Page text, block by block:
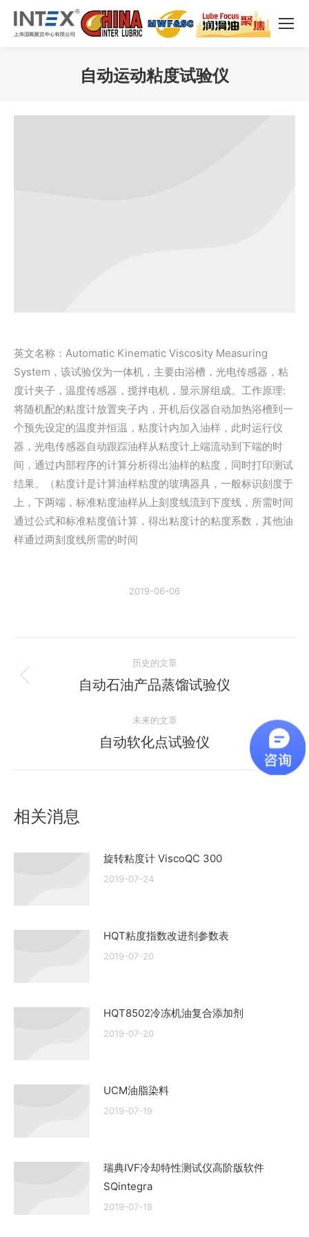
自动运动粘度试验仪
英文名称：Automatic Kinematic Viscosity Measuring
System，该试验仪为一体机，主要由浴槽，光电传感器，粘
度计夹子，温度传感器，搅拌电机，显示屏组成。工作原理:
将随机配的粘度计放置夹子内，开机后仪器自动加热浴槽到一
个预先设定的温度并恒温，粘度计内加入油样，此时运行仪
器，光电传感器自动跟踪油样从粘度计上端流动到下端的时
间，通过内部程序的计算分析得出油样的粘度，同时打印测试
结果。（粘度计是计算油样粘度的玻璃器具，一般标识刻度于
上，下两端，标准粘度油样从上刻度线流到下度线，所需时间
通过公式和标准粘度值计算，得出粘度计的粘度系数，其他油
样通过两刻度线所需的时间
2019-06-06
章
历史的文章
历
的
文
自动石油产品蒸馏试验仪
未来的文章
未
自动软化点试验仪
相关消息
旋转粘度计 ViscoQC 300
2019-07-24
HQT粘度指数改进剂参数表
2019-07-20
HQT8502冷冻机油复合添加剂
2019-07-20
UCM油脂染料
2019-07-19
瑞典IVF冷却特性测试仪高阶版软件
SQintegra
2019-07-18